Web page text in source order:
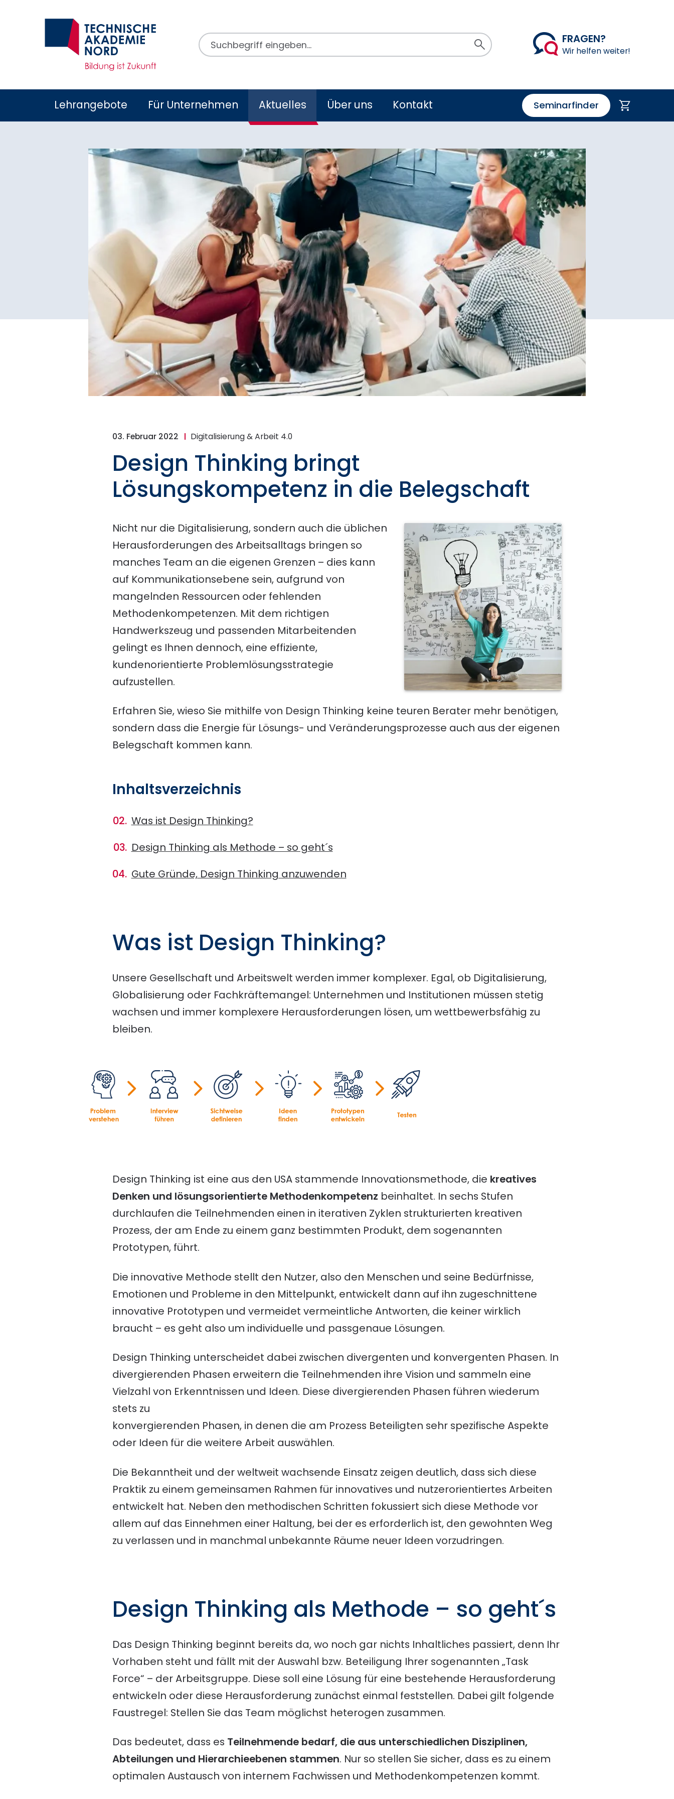
Suchbegriffe Suchen FRAGEN?
Wir helfen weiter!
Lehrangebote Für Unternehmen Aktuelles Über uns Kontakt Seminarfinder Warenkorb
03. Februar 2022 Digitalisierung & Arbeit 4.0
Design Thinking bringt
Lösungskompetenz in die Belegschaft
Nicht nur die Digitalisierung, sondern auch die üblichen
Herausforderungen des Arbeitsalltags bringen so
manches Team an die eigenen Grenzen – dies kann
auf Kommunikationsebene sein, aufgrund von
mangelnden Ressourcen oder fehlenden
Methodenkompetenzen. Mit dem richtigen
Handwerkszeug und passenden Mitarbeitenden
gelingt es Ihnen dennoch, eine effiziente,
kundenorientierte Problemlösungsstrategie
aufzustellen.
Erfahren Sie, wieso Sie mithilfe von Design Thinking keine teuren Berater mehr benötigen,
sondern dass die Energie für Lösungs- und Veränderungsprozesse auch aus der eigenen
Belegschaft kommen kann.
Inhaltsverzeichnis
Was ist Design Thinking?
Design Thinking als Methode – so geht´s
Gute Gründe, Design Thinking anzuwenden
Was ist Design Thinking?
Unsere Gesellschaft und Arbeitswelt werden immer komplexer. Egal, ob Digitalisierung,
Globalisierung oder Fachkräftemangel: Unternehmen und Institutionen müssen stetig
wachsen und immer komplexere Herausforderungen lösen, um wettbewerbsfähig zu
bleiben.
Design Thinking ist eine aus den USA stammende Innovationsmethode, die kreatives
Denken und lösungsorientierte Methodenkompetenz beinhaltet. In sechs Stufen
durchlaufen die Teilnehmenden einen in iterativen Zyklen strukturierten kreativen
Prozess, der am Ende zu einem ganz bestimmten Produkt, dem sogenannten
Prototypen, führt.
Die innovative Methode stellt den Nutzer, also den Menschen und seine Bedürfnisse,
Emotionen und Probleme in den Mittelpunkt, entwickelt dann auf ihn zugeschnittene
innovative Prototypen und vermeidet vermeintliche Antworten, die keiner wirklich
braucht – es geht also um individuelle und passgenaue Lösungen.
Design Thinking unterscheidet dabei zwischen divergenten und konvergenten Phasen. In
divergierenden Phasen erweitern die Teilnehmenden ihre Vision und sammeln eine
Vielzahl von Erkenntnissen und Ideen. Diese divergierenden Phasen führen wiederum
stets zu
konvergierenden Phasen, in denen die am Prozess Beteiligten sehr spezifische Aspekte
oder Ideen für die weitere Arbeit auswählen.
Die Bekanntheit und der weltweit wachsende Einsatz zeigen deutlich, dass sich diese
Praktik zu einem gemeinsamen Rahmen für innovatives und nutzerorientiertes Arbeiten
entwickelt hat. Neben den methodischen Schritten fokussiert sich diese Methode vor
allem auf das Einnehmen einer Haltung, bei der es erforderlich ist, den gewohnten Weg
zu verlassen und in manchmal unbekannte Räume neuer Ideen vorzudringen.
Design Thinking als Methode – so geht´s
Das Design Thinking beginnt bereits da, wo noch gar nichts Inhaltliches passiert, denn Ihr
Vorhaben steht und fällt mit der Auswahl bzw. Beteiligung Ihrer sogenannten „Task
Force“ – der Arbeitsgruppe. Diese soll eine Lösung für eine bestehende Herausforderung
entwickeln oder diese Herausforderung zunächst einmal feststellen. Dabei gilt folgende
Faustregel: Stellen Sie das Team möglichst heterogen zusammen.
Das bedeutet, dass es Teilnehmende bedarf, die aus unterschiedlichen Disziplinen,
Abteilungen und Hierarchieebenen stammen. Nur so stellen Sie sicher, dass es zu einem
optimalen Austausch von internem Fachwissen und Methodenkompetenzen kommt.